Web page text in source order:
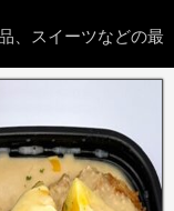
、スイーツなどの最